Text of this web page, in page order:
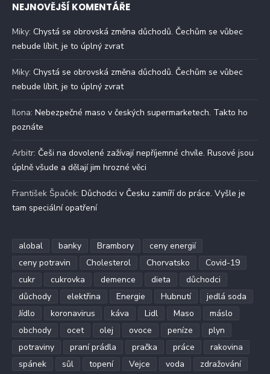
NEJNOVĚJŠÍ KOMENTÁŘE
Miky: Chystá se obrovská změna důchodů. Čechům se vůbec
nebude líbit, je to úplný zvrat
Miky: Chystá se obrovská změna důchodů. Čechům se vůbec
nebude líbit, je to úplný zvrat
Ilona: Nebezpečné maso v českých supermarketech. Takto ho
poznáte
Arbitr: Češi na dovolené zažívají nepříjemné chvíle. Rusové jsou
úplně všude a dělají jim hrozné věci
František Špaček: Důchodci v Česku zamíří do práce. Vyšle je
tam speciální opatření
alobal banky Brambory
ceny energií
ceny potravin
Cholesterol Chorvatsko
Covid-19
cukr
cukrovka demence dieta
důchodci
důchody
elektřina Energie Hubnutí
jedlá soda
Jídlo
koronavirus káva Lidl Maso
máslo
obchody
ocet olej ovoce peníze
plyn
potraviny
praní prádla pračka práce
rakovina
spánek
sůl topení Vejce voda
zdražování